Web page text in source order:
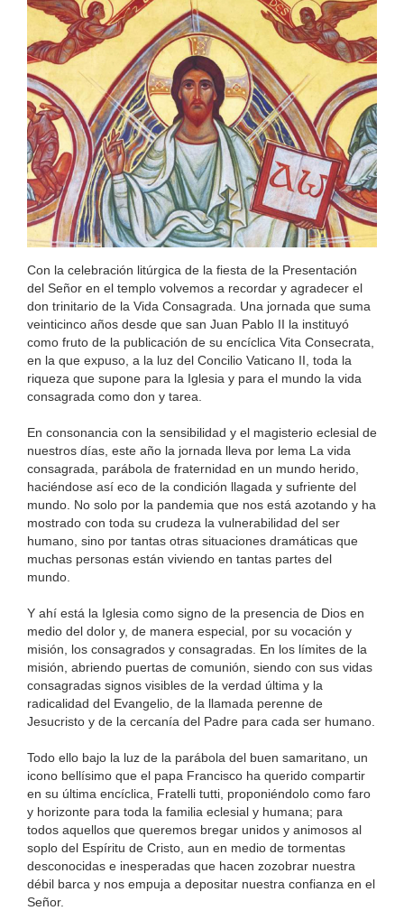
Con la celebración litúrgica de la fiesta de la Presentación
del Señor en el templo volvemos a recordar y agradecer el
don trinitario de la Vida Consagrada. Una jornada que suma
veinticinco años desde que san Juan Pablo II la instituyó
como fruto de la publicación de su encíclica Vita Consecrata,
en la que expuso, a la luz del Concilio Vaticano II, toda la
riqueza que supone para la Iglesia y para el mundo la vida
consagrada como don y tarea.
En consonancia con la sensibilidad y el magisterio eclesial de
nuestros días, este año la jornada lleva por lema La vida
consagrada, parábola de fraternidad en un mundo herido,
haciéndose así eco de la condición llagada y sufriente del
mundo. No solo por la pandemia que nos está azotando y ha
mostrado con toda su crudeza la vulnerabilidad del ser
humano, sino por tantas otras situaciones dramáticas que
muchas personas están viviendo en tantas partes del
mundo.
Y ahí está la Iglesia como signo de la presencia de Dios en
medio del dolor y, de manera especial, por su vocación y
misión, los consagrados y consagradas. En los límites de la
misión, abriendo puertas de comunión, siendo con sus vidas
consagradas signos visibles de la verdad última y la
radicalidad del Evangelio, de la llamada perenne de
Jesucristo y de la cercanía del Padre para cada ser humano.
Todo ello bajo la luz de la parábola del buen samaritano, un
icono bellísimo que el papa Francisco ha querido compartir
en su última encíclica, Fratelli tutti, proponiéndolo como faro
y horizonte para toda la familia eclesial y humana; para
todos aquellos que queremos bregar unidos y animosos al
soplo del Espíritu de Cristo, aun en medio de tormentas
desconocidas e inesperadas que hacen zozobrar nuestra
débil barca y nos empuja a depositar nuestra confianza en el
Señor.